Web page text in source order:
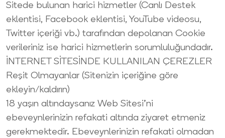
Sitede bulunan harici hizmetler (Canlı Destek
eklentisi, Facebook eklentisi, YouTube videosu,
Twitter içeriği vb.) tarafından depolanan Cookie
verileriniz ise harici hizmetlerin sorumluluğundadır.
İNTERNET SİTESİNDE KULLANILAN ÇEREZLER
Reşit Olmayanlar (Sitenizin içeriğine göre
ekleyin/kaldırın)
18 yaşın altındaysanız Web Sitesi’ni
ebeveynlerinizin refakati altında ziyaret etmeniz
gerekmektedir. Ebeveynlerinizin refakati olmadan